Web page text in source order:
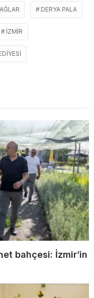
DERYA PALA
IZMIR
bahçesi: İzmir’in